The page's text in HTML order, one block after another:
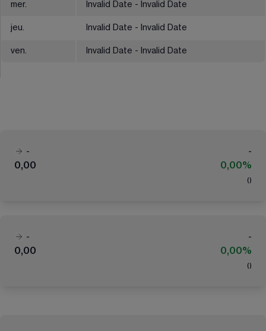
mer. Invalid Date - Invalid Date
jeu. Invalid Date - Invalid Date
ven. Invalid Date - Invalid Date
-
-
0,00
0,00%
( )
-
-
0,00
0,00%
( )